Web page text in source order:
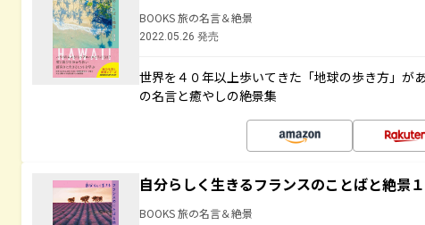
BOOKS 旅の名言＆絶景
2022.05.26 発売
世界を４０年以上歩いてきた「地球の歩き方」が
の名言と癒やしの絶景集
自分らしく生きるフランスのことばと絶景
BOOKS 旅の名言＆絶景